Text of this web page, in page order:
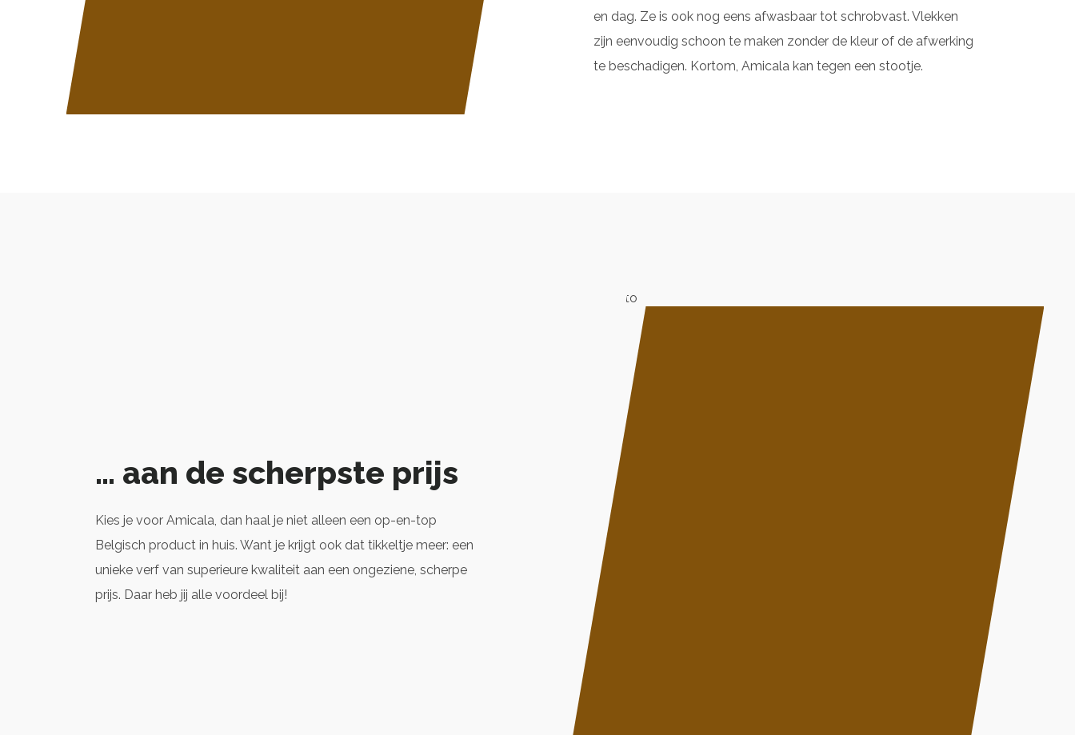
en dag. Ze is ook nog eens afwasbaar tot schrobvast. Vlekken
zijn eenvoudig schoon te maken zonder de kleur of de afwerking
te beschadigen. Kortom, Amicala kan tegen een stootje.
… aan de scherpste prijs
Kies je voor Amicala, dan haal je niet alleen een op-en-top
Belgisch product in huis. Want je krijgt ook dat tikkeltje meer: een
unieke verf van superieure kwaliteit aan een ongeziene, scherpe
prijs. Daar heb jij alle voordeel bij!